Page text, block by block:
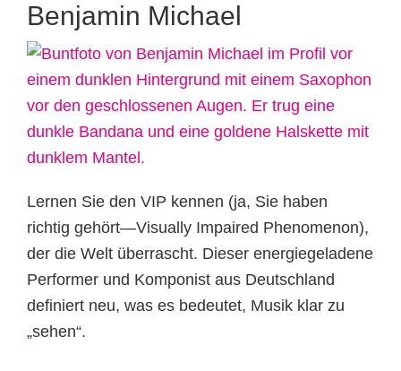
Benjamin Michael
Lernen Sie den VIP kennen (ja, Sie haben
richtig gehört—Visually Impaired Phenomenon),
der die Welt überrascht. Dieser energiegeladene
Performer und Komponist aus Deutschland
definiert neu, was es bedeutet, Musik klar zu
„sehen“.